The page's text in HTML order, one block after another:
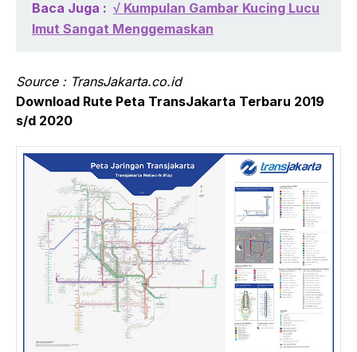
Baca Juga : √ Kumpulan Gambar Kucing Lucu
Imut Sangat Menggemaskan
Source : TransJakarta.co.id
Download Rute Peta TransJakarta Terbaru 2019
s/d 2020